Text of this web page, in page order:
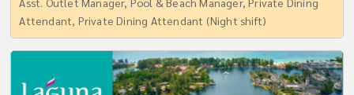
Attendant, Private Dining Attendant (Night shift)